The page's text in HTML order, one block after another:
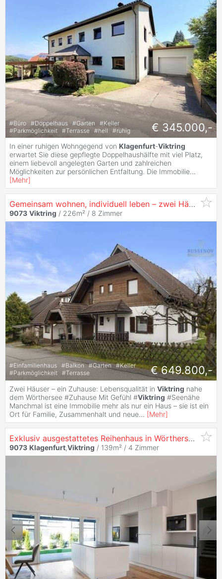
#Büro #Doppelhaus #Garten #Keller
#Parkmöglichkeit #Terrasse #hell #ruhig € 345.000,-
In einer ruhigen Wohngegend von Klagenfurt-Viktring
erwartet Sie diese gepflegte Doppelhaushälfte mit viel Platz,
einem liebevoll angelegten Garten und zahlreichen
Möglichkeiten zur persönlichen Entfaltung. Die Immobilie...
[Mehr]
Gemeinsam wohnen, individuell leben – zwei Häuser in perfekter Lage #
9073 Viktring / 226m² / 8 Zimmer
#Einfamilienhaus #Balkon #Garten #Keller
#Parkmöglichkeit #Terrasse € 649.800,-
Zwei Häuser – ein Zuhause: Lebensqualität in Viktring nahe
dem Wörthersee #Zuhause Mit Gefühl #Viktring #Seenähe
Manchmal ist eine Immobilie mehr als nur ein Haus – sie ist ein
Ort für Familie, Zusammenhalt und neue... [Mehr]
Exklusiv ausgestattetes Reihenhaus in Wörthersee-Nähe in
9073 Klagenfurt,Viktring / 139m² / 4 Zimmer